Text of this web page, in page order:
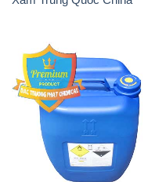
H2O2 – Hydrogen Peroxide
50% Taekwang Hàn Quốc